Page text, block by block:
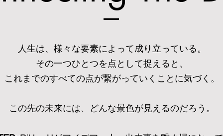
人生は、様々な要素によって成り立っている。
その一つひとつを点として捉えると、
これまでのすべての点が繋がっていくことに気づく。
この先の未来には、どんな景色が見えるのだろう。